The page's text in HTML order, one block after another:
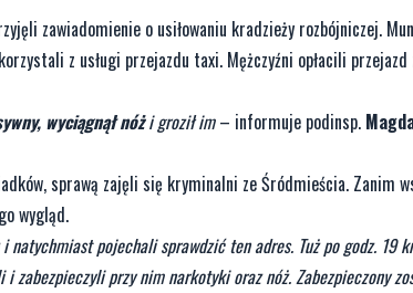
zawiadomienie o usiłowaniu kradzieży rozbójniczej.
z usługi przejazdu taxi. Mężczyźni opłacili
wyciągnął nóżi groził im– informuje podinsp.
sprawą zajęli się kryminalni ze Śródmieścia. Zanim
wygląd.
pojechali sprawdzić ten adres. Tuż po godz.
przy nim narkotyki oraz nóż. Zabezpieczony